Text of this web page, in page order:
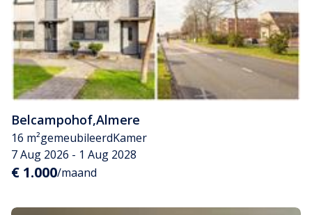
Belcampohof,Almere
16 m²gemeubileerdKamer
7 Aug 2026 - 1 Aug 2028
€ 1.000/maand